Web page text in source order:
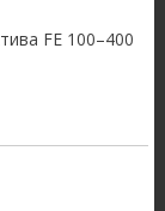
FE 100–400